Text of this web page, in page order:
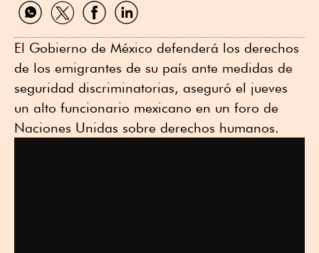
por
por
por
por
El Gobierno de México defenderá los derechos
de los emigrantes de su país ante medidas de
seguridad discriminatorias, aseguró el jueves
un alto funcionario mexicano en un foro de
Naciones Unidas sobre derechos humanos.